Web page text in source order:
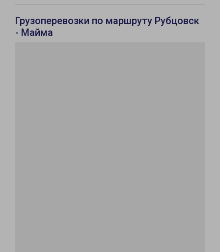
Грузоперевозки по маршруту Рубцовск
- Майма